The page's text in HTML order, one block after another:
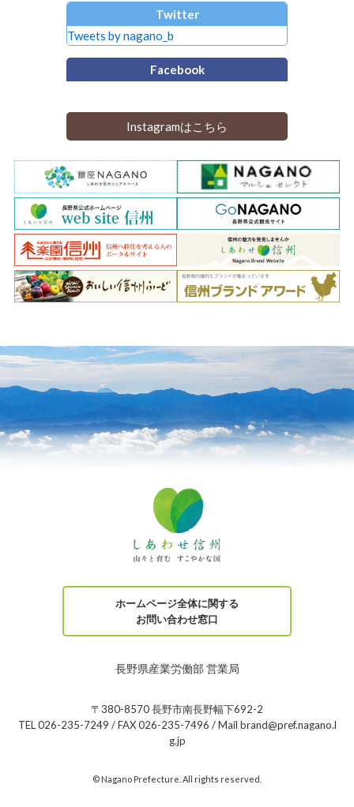
Twitter
Tweets by nagano_b
Facebook
Instagramはこちら
ホームページ全体に関する
お問い合わせ窓口
長野県産業労働部 営業局
〒380-8570 長野市南長野幅下692-2
TEL 026-235-7249 / FAX 026-235-7496 / Mail brand@pref.nagano.l
g.jp
© Nagano Prefecture. All rights reserved.